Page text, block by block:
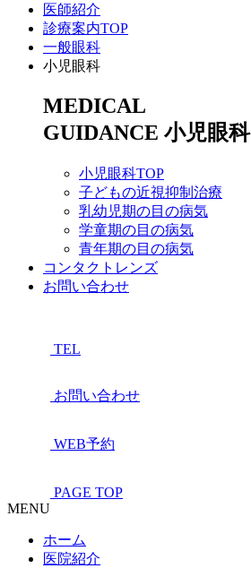
医師紹介
診療案内TOP
一般眼科
小児眼科
MEDICAL
GUIDANCE 小児眼科
小児眼科TOP
子どもの近視抑制治療
乳幼児期の目の病気
学童期の目の病気
青年期の目の病気
コンタクトレンズ
お問い合わせ
TEL
お問い合わせ
WEB予約
PAGE TOP
MENU
ホーム
医院紹介